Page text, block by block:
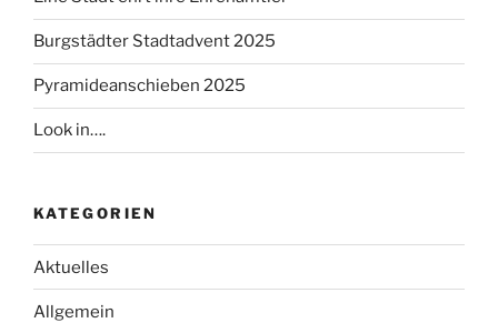
Burgstädter Stadtadvent 2025
Pyramideanschieben 2025
Look in….
KATEGORIEN
Aktuelles
Allgemein